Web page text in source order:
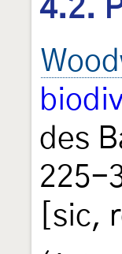
4.2.
des
225-
[sic,